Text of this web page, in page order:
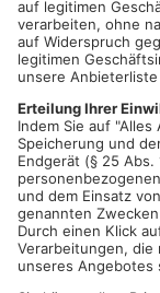
Alzenauerin, die
töten versucht
Angeklagte gestern
leidtue. Sie soll
und anschließend
gesprungen sein.